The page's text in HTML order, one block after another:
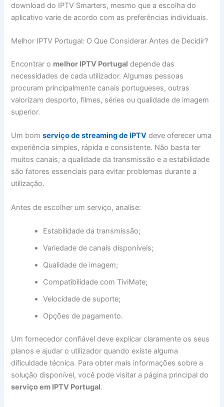
download do IPTV Smarters, mesmo que a escolha do
aplicativo varie de acordo com as preferências individuais.
Melhor IPTV Portugal: O Que Considerar Antes de Decidir?
Encontrar o melhor IPTV Portugal depende das
necessidades de cada utilizador. Algumas pessoas
procuram principalmente canais portugueses, outras
valorizam desporto, filmes, séries ou qualidade de imagem
superior.
Um bomserviço de streaming de IPTV deve oferecer uma
experiência simples, rápida e consistente. Não basta ter
muitos canais; a qualidade da transmissão e a estabilidade
são fatores essenciais para evitar problemas durante a
utilização.
Antes de escolher um serviço, analise:
Estabilidade da transmissão;
Variedade de canais disponíveis;
Qualidade de imagem;
Compatibilidade com TiviMate;
Velocidade de suporte;
Opções de pagamento.
Um fornecedor confiável deve explicar claramente os seus
planos e ajudar o utilizador quando existe alguma
dificuldade técnica. Para obter mais informações sobre a
solução disponível, você pode visitar a página principal do
serviço em IPTV Portugal.